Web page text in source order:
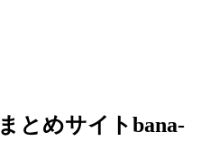
とめサイトbana-